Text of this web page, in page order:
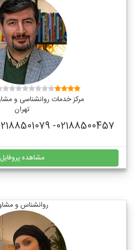
مرکز خدمات روانشناسی و
تهران
02188500457- 02188501079- 09336812687
مشاهده پروفایل
روانشناس و